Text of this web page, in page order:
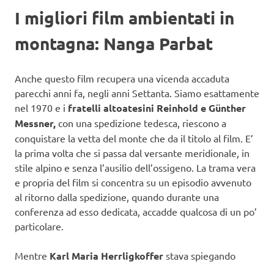
I migliori film ambientati in
montagna: Nanga Parbat
Anche questo film recupera una vicenda accaduta
parecchi anni fa, negli anni Settanta. Siamo esattamente
nel 1970 e i fratelli altoatesini Reinhold e Günther
Messner, con una spedizione tedesca, riescono a
conquistare la vetta del monte che da il titolo al film. E’
la prima volta che si passa dal versante meridionale, in
stile alpino e senza l’ausilio dell’ossigeno. La trama vera
e propria del film si concentra su un episodio avvenuto
al ritorno dalla spedizione, quando durante una
conferenza ad esso dedicata, accadde qualcosa di un po’
particolare.
Mentre Karl Maria Herrligkoffer stava spiegando